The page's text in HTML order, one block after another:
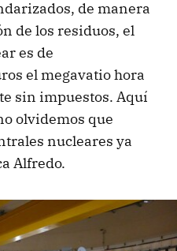
de manera
de los residuos, el
es de
el megavatio hora
sin impuestos. Aquí
olvidemos que
nucleares ya
Alfredo.